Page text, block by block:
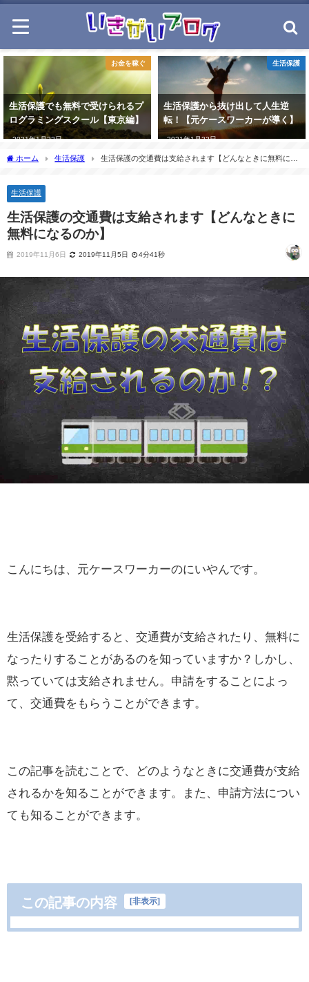
お金を稼ぐ
生活保護でも無料で受けられるプ
ログラミングスクール【東京編】
2021年1月22日
生活保護
生活保護から抜け出して人生逆
転！【元ケースワーカーが導く】
2021年1月22日
ホーム 生活保護
生活保護の交通費は支給されます【どんなときに無料にな
生活保護
生活保護の交通費は支給されます【どんなときに
無料になるのか】
2019年11月6日 2019年11月5日 4分41秒
こんにちは、元ケースワーカーのにいやんです。
生活保護を受給すると、交通費が支給されたり、無料に
なったりすることがあるのを知っていますか？しかし、
黙っていては支給されません。申請をすることによっ
て、交通費をもらうことができます。
この記事を読むことで、どのようなときに交通費が支給
されるかを知ることができます。また、申請方法につい
ても知ることができます。
この記事の内容 [非表示]